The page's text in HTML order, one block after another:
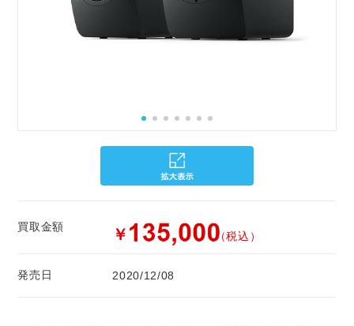
買取金額 ￥ （税込）
発売日 2020/12/08